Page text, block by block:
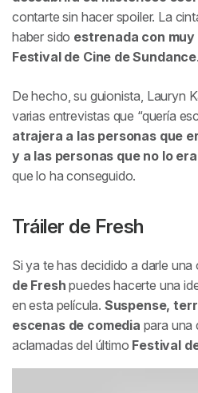
contarte sin hacer spoiler. La
haber sido estrenada con
Festival de Cine de Sundance.
De hecho, su guionista, Lauryn
varias entrevistas que “quería
atrajera a las personas que
y a las personas que no lo
que lo ha conseguido.
Tráiler de Fresh
Si ya te has decidido a darle una
de Fresh puedes hacerte una
en esta película. Suspense,
escenas de comedia para una
aclamadas del último Festival